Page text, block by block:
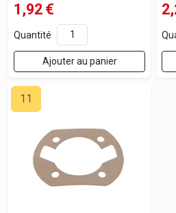
1,92 €
Quantité
Ajouter au panier
11